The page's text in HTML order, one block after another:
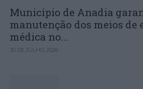
Município de Anadia
manutenção dos meios de
médica no...
30 DE JULHO, 2026